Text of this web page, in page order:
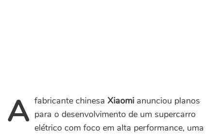
Afabricante chinesa Xiaomi anunciou planos
para o desenvolvimento de um supercarro
elétrico com foco em alta performance, uma